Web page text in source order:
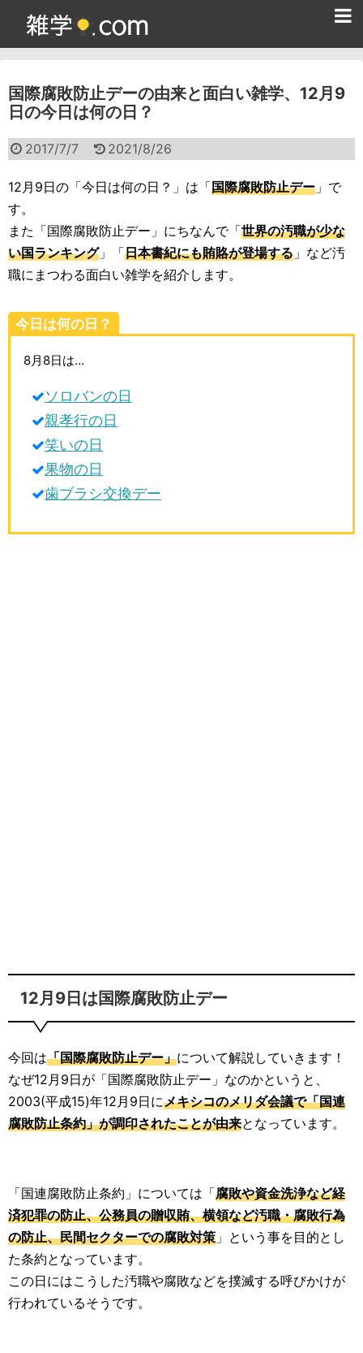
国際腐敗防止デーの由来と面白い雑学、12月9
日の今日は何の日？
2017/7/7 2021/8/26
12月9日の「今日は何の日？」は「国際腐敗防止デー 」で
す。
また「国際腐敗防止デー」にちなんで「世界の汚職が少な
い国ランキング」「日本書紀にも賄賂が登場する 」など汚
職にまつわる面白い雑学を紹介します。
今日は何の日？
8月8日は…
ソロバンの日
親孝行の日
笑いの日
果物の日
歯ブラシ交換デー
12月9日は国際腐敗防止デー
今回は「国際腐敗防止デー」について解説していきます！
なぜ12月9日が「国際腐敗防止デー」なのかというと、
2003(平成15)年12月9日にメキシコのメリダ会議で「国連
腐敗防止条約」が調印されたことが由来となっています。
「国連腐敗防止条約」については「腐敗や資金洗浄など経
済犯罪の防止、公務員の贈収賄、横領など汚職・腐敗行為
の防止、民間セクターでの腐敗対策 」という事を目的とし
た条約となっています。
この日にはこうした汚職や腐敗などを撲滅する呼びかけが
行われているそうです。
雑学クイズ問題集
面白い雑学
スポーツ雑学
食べ物雑学
動物雑学
サイト情報